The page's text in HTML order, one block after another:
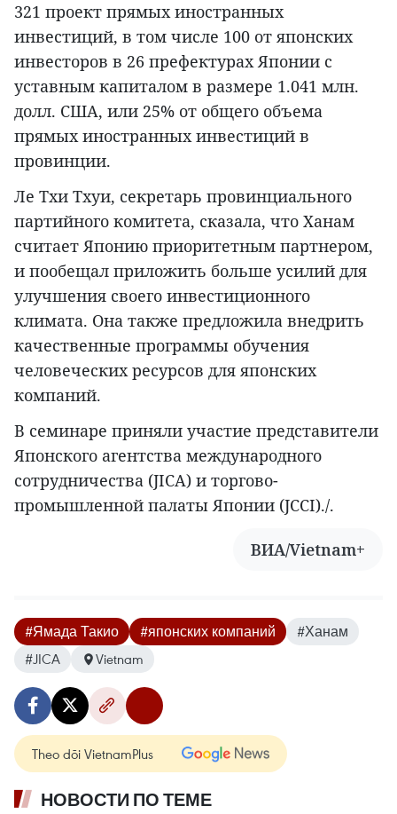
321 проект прямых иностранных
инвестиций, в том числе 100 от японских
инвесторов в 26 префектурах Японии с
уставным капиталом в размере 1.041 млн.
долл. США, или 25% от общего объема
прямых иностранных инвестиций в
провинции.
Ле Тхи Тхуи, секретарь провинциального
партийного комитета, сказала, что Ханам
считает Японию приоритетным партнером,
и пообещал приложить больше усилий для
улучшения своего инвестиционного
климата. Она также предложила внедрить
качественные программы обучения
человеческих ресурсов для японских
компаний.
В семинаре приняли участие представители
Японского агентства международного
сотрудничества (JICA) и торгово-
промышленной палаты Японии (JCCI)./.
ВИА/Vietnam+
#Ямада Такио #японских компаний
#Ханам
#JICA
Vietnam
Theo dõi VietnamPlus
НОВОСТИ ПО ТЕМЕ